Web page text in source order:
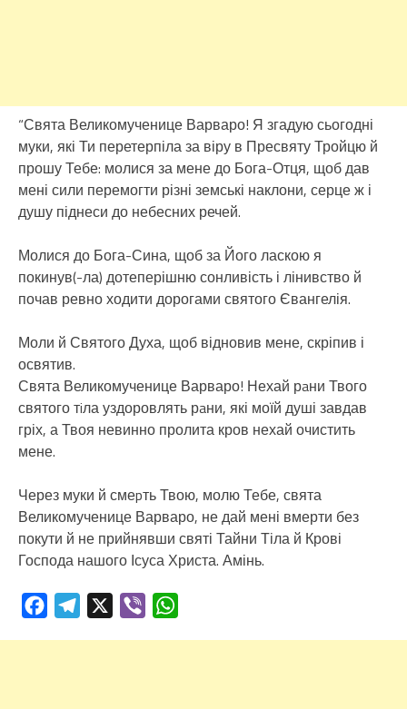
“Свята Великомученице Варваро! Я згадую сьогодні
муки, які Ти перетерпіла за віру в Пресвяту Тройцю й
прошу Тебе: молися за мене до Бога-Отця, щоб дав
мені сили перемогти різні земські наклони, серце ж і
душу піднеси до небесних речей.
Молися до Бога-Сина, щоб за Його ласкою я
покинув(-ла) дотеперішню сонливість і лінивство й
почав ревно ходити дорогами святого Євангелія.
Моли й Святого Духа, щоб відновив мене, скріпив і
освятив.
Свята Великомученице Варваро! Нехай рaни Твого
святого тiла уздоровлять рaни, які моїй душі завдав
гріх, а Твоя невинно пролита кров нехай очистить
мене.
Через муки й смеpть Твою, молю Тебе, свята
Великомученице Варваро, не дай мені вмерти без
покути й не прийнявши святі Тайни Тіла й Крові
Господа нашого Ісуса Христа. Амінь.
FacebookTelegram Viber